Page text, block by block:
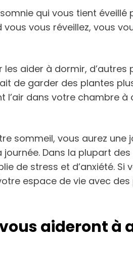
qui vous tient
vous réveillez, vous
aider à dormir,
de garder des plantes
l’air dans votre chambre
sommeil, vous aurez
Dans la plupart
de stress et d’anxiété.
espace de vie avec
aideront